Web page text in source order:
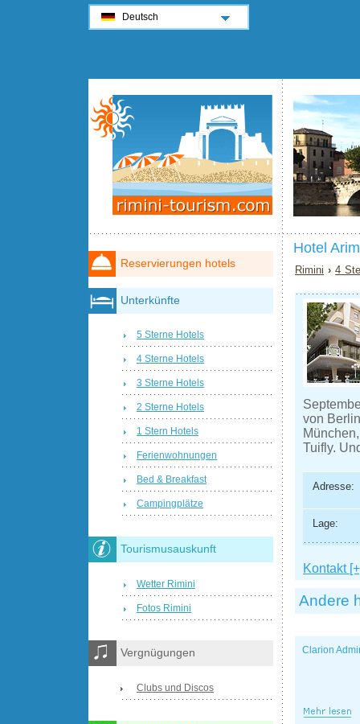
Hotel
Rimini ›4
von
Tuifly.
Adresse:
Lage:
Kontakt
Andere
Clarion
Reservierungen hotels
Unterkünfte
5 Sterne Hotels
4 Sterne Hotels
3 Sterne Hotels
2 Sterne Hotels
1 Stern Hotels
Ferienwohnungen
Bed & Breakfast
Campingplätze
Tourismusauskunft
Wetter Rimini
Fotos Rimini
Vergnügungen
Clubs und Discos
Deutsch